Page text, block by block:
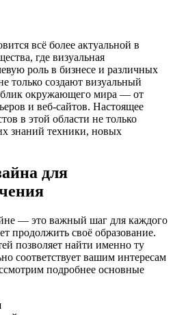
всё более актуальной в
где визуальная
роль в бизнесе и различных
только создают визуальный
окружающего мира — от
и веб-сайтов. Настоящее
в этой области не только
знаний техники, новых
для
— это важный шаг для каждого
продолжить своё образование.
позволяет найти именно ту
соответствует вашим интересам
подробнее основные